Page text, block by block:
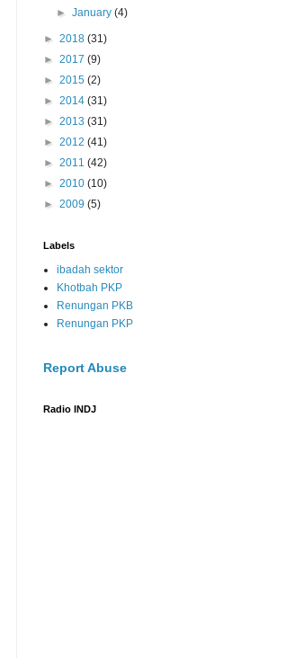
►January(4)
► 2018 (31)
► 2017 (9)
► 2015 (2)
► 2014 (31)
► 2013 (31)
► 2012 (41)
► 2011 (42)
► 2010 (10)
► 2009 (5)
Labels
ibadah sektor
Khotbah PKP
Renungan PKB
Renungan PKP
Report Abuse
Radio INDJ